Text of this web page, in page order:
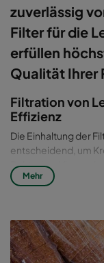
zuverlässig
Filter für die
erfüllen
Qualität Ihrer
Filtration von
Effizienz
Die Einhaltung der
entscheidend, um
Bakterien, Viren
verhindern. Mit
senken
Filterarten für
Mehr